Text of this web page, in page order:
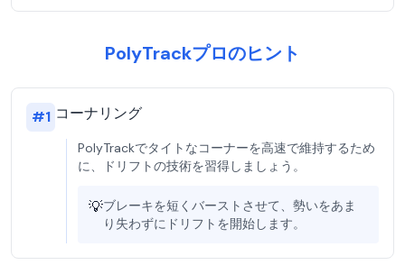
PolyTrackプロのヒント
#1 コーナリング
PolyTrackでタイトなコーナーを高速で維持するため
に、ドリフトの技術を習得しましょう。
💡ブレーキを短くバーストさせて、勢いをあま
り失わずにドリフトを開始します。